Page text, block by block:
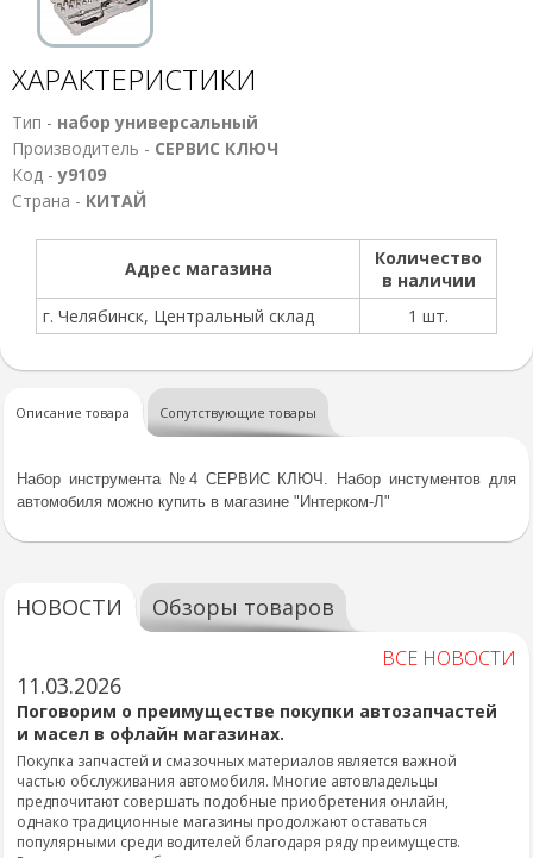
ХАРАКТЕРИСТИКИ
Тип - набор универсальный
Производитель - СЕРВИС КЛЮЧ
Код -у9109
Страна - КИТАЙ
Адрес магазина
Количество
в наличии
г. Челябинск, Центральный склад
1 шт.
Описание товара Сопутствующие товары
Набор инструмента №4 СЕРВИС КЛЮЧ. Набор инстументов для
автомобиля можно купить в магазине "Интерком-Л"
НОВОСТИ Обзоры товаров
ВСЕ НОВОСТИ
11.03.2026
Поговорим о преимуществе покупки автозапчастей
и масел в офлайн магазинах.
Покупка запчастей и смазочных материалов является важной
частью обслуживания автомобиля. Многие автовладельцы
предпочитают совершать подобные приобретения онлайн,
однако традиционные магазины продолжают оставаться
популярными среди водителей благодаря ряду преимуществ.